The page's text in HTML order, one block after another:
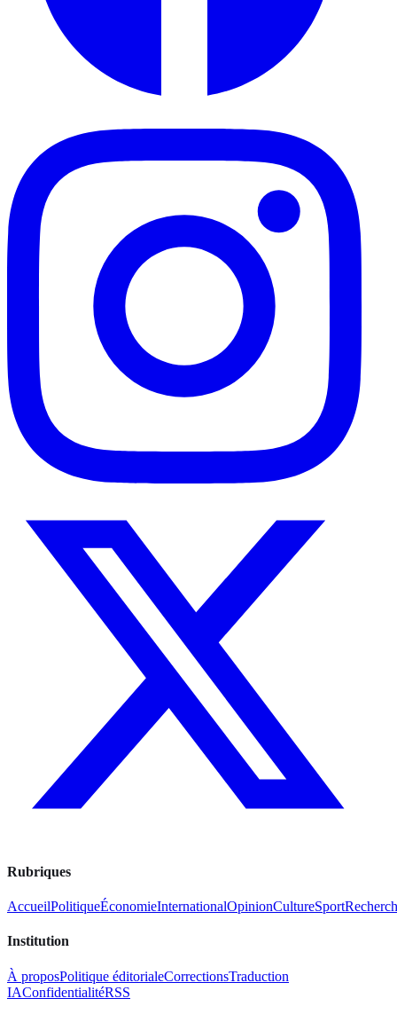
Rubriques
AccueilPolitiqueÉconomieInternationalOpinionCultureSport
Institution
À proposPolitique éditorialeCorrectionsTraduction
IAConfidentialitéRSS